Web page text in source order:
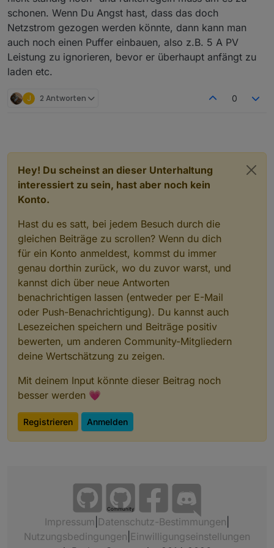
schonen. Wenn Du Angst hast, dass das doch
Netzstrom gezogen werden könnte, dann kann man
auch noch einen Puffer einbauen, also z.B. 5 A PV
Leistung zu ignorieren, bevor er überhaupt anfängt zu
laden etc.
J 2 Antworten 0
Hey! Du scheinst an dieser Unterhaltung
interessiert zu sein, hast aber noch kein
Konto.
Hast du es satt, bei jedem Besuch durch die
gleichen Beiträge zu scrollen? Wenn du dich
für ein Konto anmeldest, kommst du immer
genau dorthin zurück, wo du zuvor warst, und
kannst dich über neue Antworten
benachrichtigen lassen (entweder per E-Mail
oder Push-Benachrichtigung). Du kannst auch
Lesezeichen speichern und Beiträge positiv
bewerten, um anderen Community-Mitgliedern
deine Wertschätzung zu zeigen.
Mit deinem Input könnte dieser Beitrag noch
besser werden 💗
Registrieren Anmelden
Community
Impressum Datenschutz-Bestimmungen
Nutzungsbedingungen Einwilligungseinstellungen